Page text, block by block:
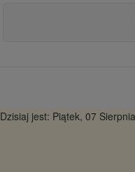
Dzisiaj jest: Piątek, 07